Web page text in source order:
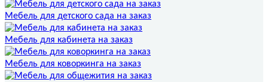
Мебель для детского сада на заказ
Мебель для кабинета на заказ
Мебель для коворкинга на заказ